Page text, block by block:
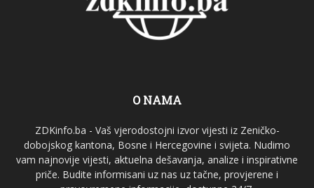
O NAMA
ZDKinfo.ba - Vaš vjerodostojni izvor vijesti iz Zeničko-
dobojskog kantona, Bosne i Hercegovine i svijeta. Nudimo
vam najnovije vijesti, aktuelna dešavanja, analize i inspirativne
priče. Budite informisani uz nas uz tačne, provjerene i